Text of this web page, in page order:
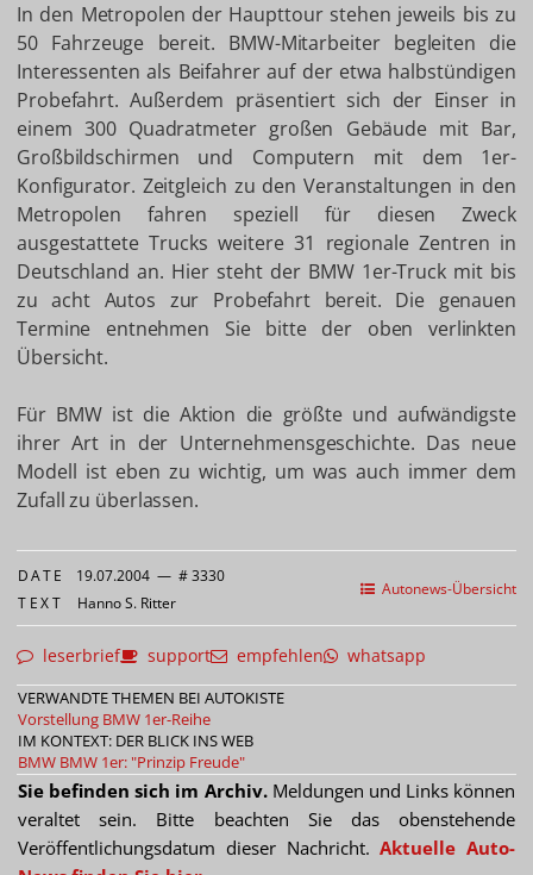
In den Metropolen der Haupttour stehen jeweils bis zu
50 Fahrzeuge bereit. BMW-Mitarbeiter begleiten die
Interessenten als Beifahrer auf der etwa halbstündigen
Probefahrt. Außerdem präsentiert sich der Einser in
einem 300 Quadratmeter großen Gebäude mit Bar,
Großbildschirmen und Computern mit dem 1er-
Konfigurator. Zeitgleich zu den Veranstaltungen in den
Metropolen fahren speziell für diesen Zweck
ausgestattete Trucks weitere 31 regionale Zentren in
Deutschland an. Hier steht der BMW 1er-Truck mit bis
zu acht Autos zur Probefahrt bereit. Die genauen
Termine entnehmen Sie bitte der oben verlinkten
Übersicht.
Für BMW ist die Aktion die größte und aufwändigste
ihrer Art in der Unternehmensgeschichte. Das neue
Modell ist eben zu wichtig, um was auch immer dem
Zufall zu überlassen.
Autonews-Übersicht
DATE 19.07.2004 — # 3330
TEXT Hanno S. Ritter
leserbrief support empfehlen whatsapp
VERWANDTE THEMEN BEI AUTOKISTE
Vorstellung BMW 1er-Reihe
IM KONTEXT: DER BLICK INS WEB
BMW BMW 1er: "Prinzip Freude"
Sie befinden sich im Archiv.Meldungen und Links können
veraltet sein. Bitte beachten Sie das obenstehende
Veröffentlichungsdatum dieser Nachricht.Aktuelle Auto-